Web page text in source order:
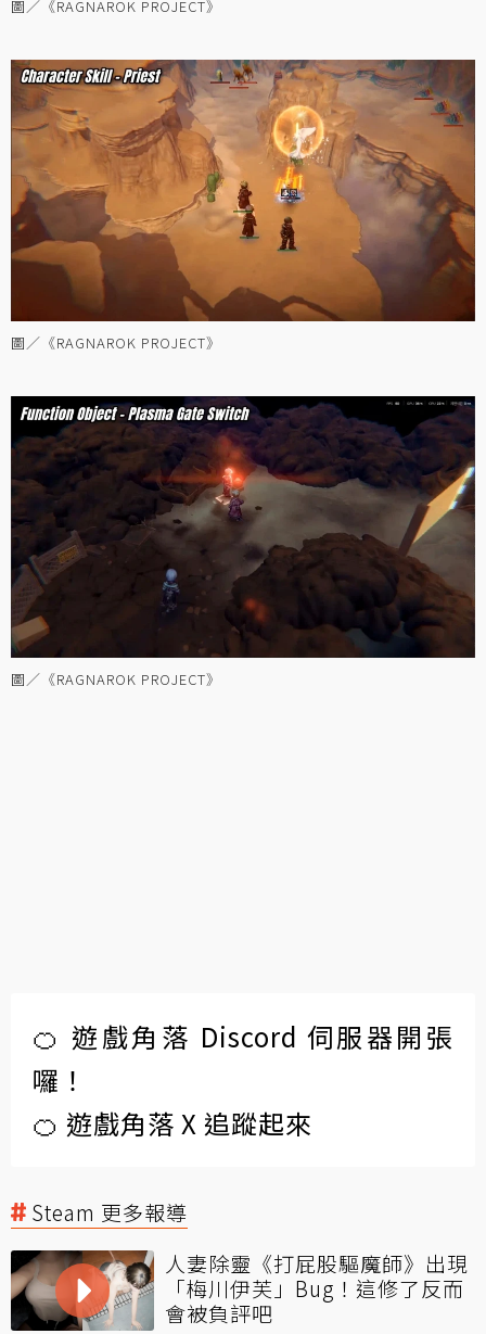
圖／《RAGNAROK PROJECT》
圖／《RAGNAROK PROJECT》
圖／《RAGNAROK PROJECT》
🍊 遊戲角落 Discord 伺服器開張
囉！
🍊 遊戲角落 X 追蹤起來
Steam 更多報導
人妻除靈《打屁股驅魔師》出現
「梅川伊芙」Bug！這修了反而
會被負評吧